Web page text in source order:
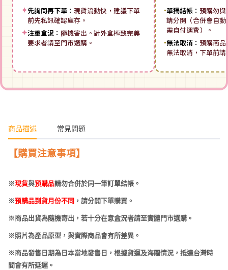
✦先詢問再下單： 現貨流動快，建議下單
前先私訊確認庫存。
✦注重盒況： 隨機寄出。對外盒極致完美
要求者請至門市選購。
▪單獨結帳： 預購勿與
請分開（合併會自
需自付運費）。
▪無法取消： 預購商品
無法取消，下單前
商品描述 常見問題
【購買注意事項】
※現貨與預購品請勿合併於同一筆訂單結帳。
※預購品到貨月份不同 ，請分開下單購買。
※商品出貨為隨機寄出，若十分在意盒況者請至實體門市選購。
※照片為產品原型，與實際商品會有所差異。
※商品發售日期為日本當地發售日，根據貨運及海關情況，抵達台灣時
間會有所延遲。